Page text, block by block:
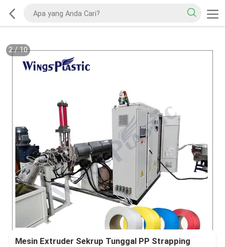
2/10
Mesin Extruder Sekrup Tunggal PP Strapping